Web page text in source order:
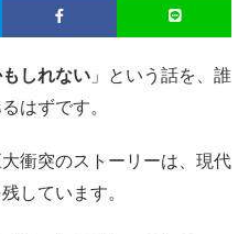
しれない 」という話を、誰
はずです。
衝突のストーリーは、現代
しています。